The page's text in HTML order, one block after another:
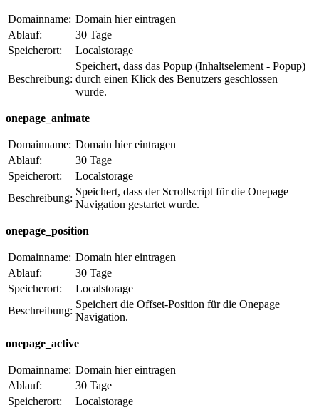
Domainname: Domain hier eintragen
Ablauf:
30 Tage
Speicherort:
Localstorage
Beschreibung:
Speichert, dass das Popup (Inhaltselement - Popup)
durch einen Klick des Benutzers geschlossen
wurde.
onepage_animate
Domainname: Domain hier eintragen
Ablauf:
30 Tage
Speicherort:
Localstorage
Beschreibung:
Speichert, dass der Scrollscript für die Onepage
Navigation gestartet wurde.
onepage_position
Domainname: Domain hier eintragen
Ablauf:
30 Tage
Speicherort:
Localstorage
Beschreibung:
Speichert die Offset-Position für die Onepage
Navigation.
onepage_active
Domainname: Domain hier eintragen
Ablauf:
30 Tage
Speicherort:
Localstorage